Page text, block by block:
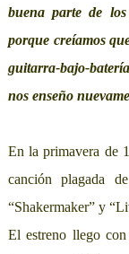
buena parte de
porque creíamos
guitarra-bajo-
nos enseño
En la primavera de
canción plagada
“Shakermaker” y
El estreno llego